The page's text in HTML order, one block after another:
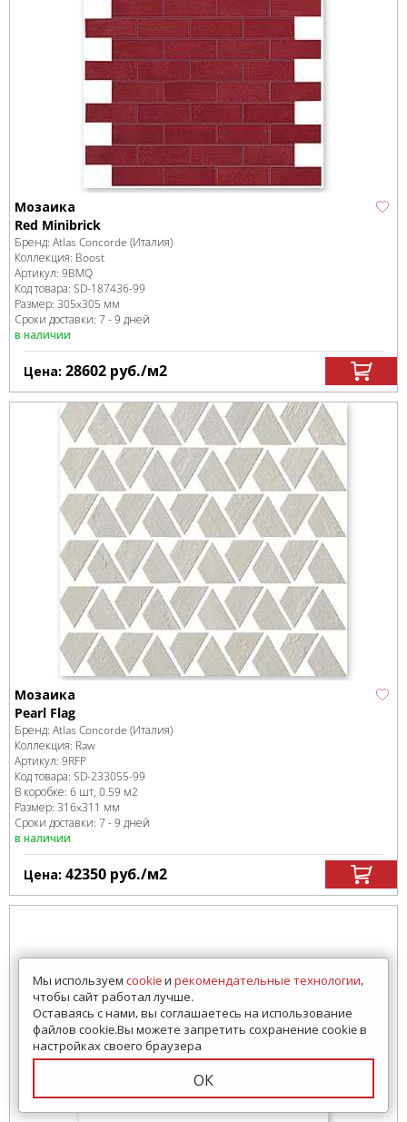
Мозаика
Red Minibrick
Бренд: Atlas Concorde (Италия)
Коллекция: Boost
Артикул: 9BMQ
Код товара: SD-187436-99
Размер: 305x305 мм
Сроки доставки: 7 - 9 дней
в наличии
Цена: 28602 руб./м2
Мозаика
Pearl Flag
Бренд: Atlas Concorde (Италия)
Коллекция: Raw
Артикул: 9RFP
Код товара: SD-233055-99
В коробке: 6 шт, 0.59 м2
Размер: 316x311 мм
Сроки доставки: 7 - 9 дней
в наличии
Цена: 42350 руб./м2
Мы используем cookieи рекомендательные технологии,
чтобы сайт работал лучше.
Оставаясь с нами, вы соглашаетесь на использование
файлов cookie.Вы можете запретить сохранение cookie в
настройках своего браузера
ОК